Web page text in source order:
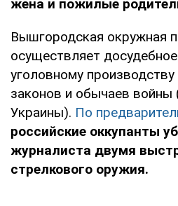
жена и пожилые
Вышгородская окружная
осуществляет
уголовному
законов и обычаев войны
Украины). По
российские оккупанты
журналиста двумя
стрелкового оружия.